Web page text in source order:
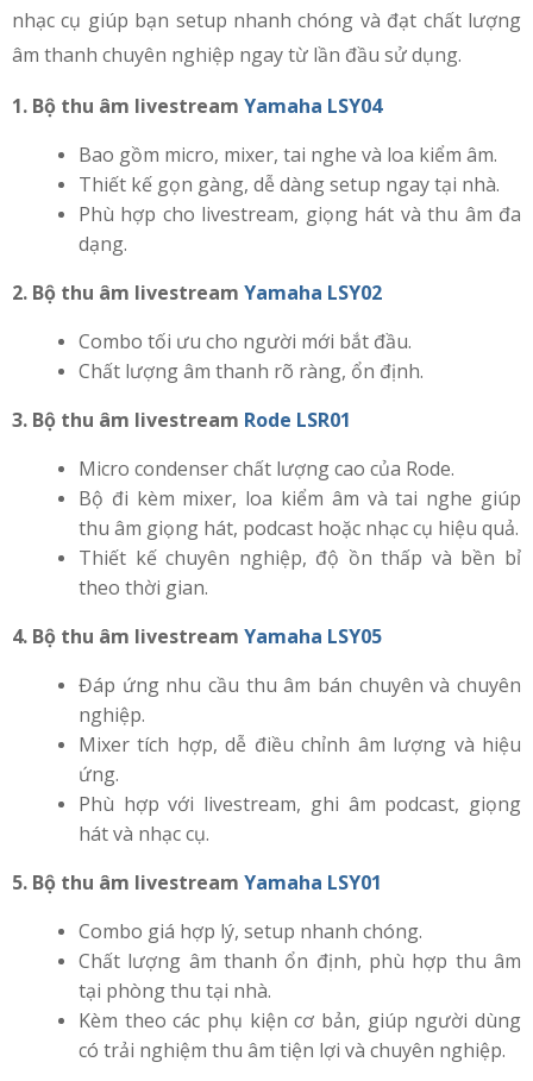
nhạc cụ giúp bạn setup nhanh chóng và đạt chất lượng
âm thanh chuyên nghiệp ngay từ lần đầu sử dụng.
1. Bộ thu âm livestream Yamaha LSY04
Bao gồm micro, mixer, tai nghe và loa kiểm âm.
Thiết kế gọn gàng, dễ dàng setup ngay tại nhà.
Phù hợp cho livestream, giọng hát và thu âm đa
dạng.
2. Bộ thu âm livestream Yamaha LSY02
Combo tối ưu cho người mới bắt đầu.
Chất lượng âm thanh rõ ràng, ổn định.
3. Bộ thu âm livestream Rode LSR01
Micro condenser chất lượng cao của Rode.
Bộ đi kèm mixer, loa kiểm âm và tai nghe giúp
thu âm giọng hát, podcast hoặc nhạc cụ hiệu quả.
Thiết kế chuyên nghiệp, độ ồn thấp và bền bỉ
theo thời gian.
4. Bộ thu âm livestream Yamaha LSY05
Đáp ứng nhu cầu thu âm bán chuyên và chuyên
nghiệp.
Mixer tích hợp, dễ điều chỉnh âm lượng và hiệu
ứng.
Phù hợp với livestream, ghi âm podcast, giọng
hát và nhạc cụ.
5. Bộ thu âm livestream Yamaha LSY01
Combo giá hợp lý, setup nhanh chóng.
Chất lượng âm thanh ổn định, phù hợp thu âm
tại phòng thu tại nhà.
Kèm theo các phụ kiện cơ bản, giúp người dùng
có trải nghiệm thu âm tiện lợi và chuyên nghiệp.